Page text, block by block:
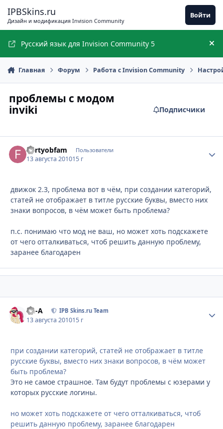
IPBSkins.ru
Дизайн и модификация Invision Community
Войти
Русский язык для Invision Community 5
Главная Форум Работа с Invision Community
проблемы с модом
inviki
Подписчики
Fortyobfam Пользователи
13 августа 201015 г
движок 2.3, проблема вот в чём, при создании категорий,
статей не отображает в титле русские буквы, вместо них
знаки вопросов, в чём может быть проблема?
п.с. понимаю что мод не ваш, но может хоть подскажете
от чего отталкиваться, чтоб решить данную проблему,
заранее благодарен
Ph-A IPB Skins.ru Team
13 августа 201015 г
при создании категорий, статей не отображает в титле
русские буквы, вместо них знаки вопросов, в чём может
быть проблема?
Это не самое страшное. Там будут проблемы с юзерами у
которых русские логины.
но может хоть подскажете от чего отталкиваться, чтоб
решить данную проблему, заранее благодарен